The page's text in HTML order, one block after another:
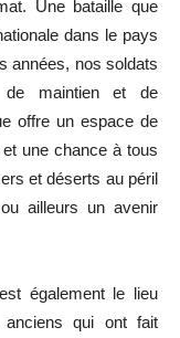
Une bataille que
dans le pays
années, nos soldats
de maintien et de
offre un espace de
une chance à tous
et déserts au péril
ailleurs un avenir
également le lieu
anciens qui ont fait